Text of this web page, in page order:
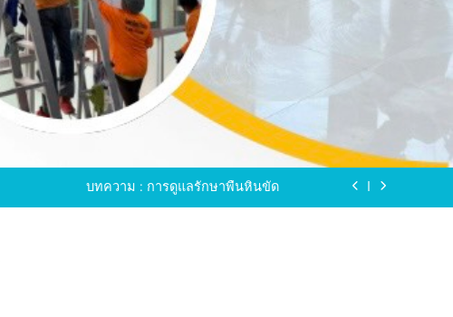
ขัดพื้นหินขัด อบต.แหลมบัวนครปฐม
ขัดพื้นหินอ่อน โทร.0616596065 ไลน์ WCS1
บทความ : การดูแลรักษาพื้นหินขัด